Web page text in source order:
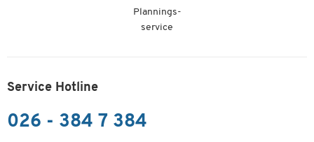
Plannings-
service
Service Hotline
026 - 384 7 384